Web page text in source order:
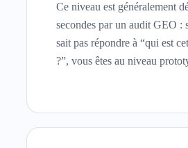
Ce niveau est généralement
secondes par un audit GEO :
sait pas répondre à “qui est
?”, vous êtes au niveau